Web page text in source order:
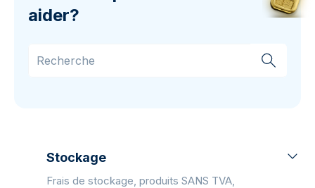
aider?
Stockage
Frais de stockage, produits SANS TVA,